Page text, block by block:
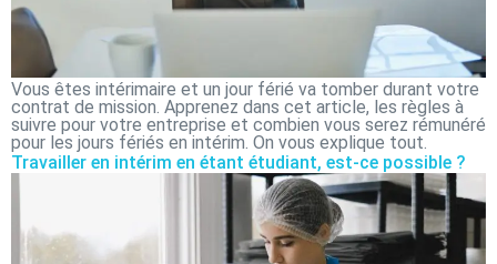
Vous êtes intérimaire et un jour férié va tomber durant votre
contrat de mission. Apprenez dans cet article, les règles à
suivre pour votre entreprise et combien vous serez rémunéré
pour les jours fériés en intérim. On vous explique tout.
Travailler en intérim en étant étudiant, est-ce possible ?